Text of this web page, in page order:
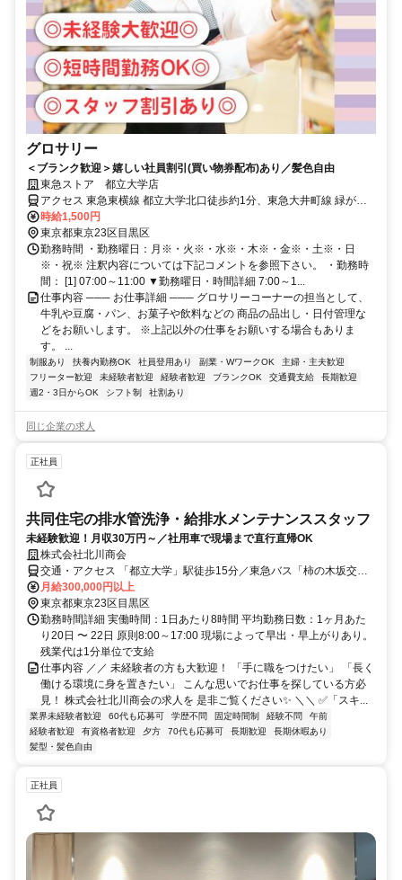
グロサリー
＜ブランク歓迎＞嬉しい社員割引(買い物券配布)あり／髪色自由
東急ストア 都立大学店
アクセス 東急東横線 都立大学北口徒歩約1分、東急大井町線 緑が丘
（東京都）北口徒歩約15分、東急東横線 学芸大学東口徒歩約22分
時給1,500円
東京都東京23区目黒区
勤務時間 ・勤務曜日：月※・火※・水※・木※・金※・土※・日
※・祝※ 注釈内容については下記コメントを参照下さい。 ・勤務時
間： [1] 07:00～11:00 ▼勤務曜日・時間詳細 7:00～1...
仕事内容 ─── お仕事詳細 ─── グロサリーコーナーの担当として、
牛乳や豆腐・パン、お菓子や飲料などの 商品の品出し・日付管理な
どをお願いします。 ※上記以外の仕事をお願いする場合もありま
す。 ...
制服あり 扶養内勤務OK 社員登用あり 副業・WワークOK
主婦・主夫歓迎
フリーター歓迎
未経験者歓迎 経験者歓迎 ブランクOK 交通費支給
長期歓迎
週2・3日からOK
シフト制 社割あり
同じ企業の求人
正社員
共同住宅の排水管洗浄・給排水メンテナンススタッフ
未経験歓迎！月収30万円～／社用車で現場まで直行直帰OK
株式会社北川商会
交通・アクセス 「都立大学」駅徒歩15分／東急バス「柿の木坂交
番」徒歩2分
月給300,000円以上
東京都東京23区目黒区
勤務時間詳細 実働時間：1日あたり8時間 平均勤務日数：1ヶ月あた
り20日 〜 22日 原則8:00～17:00 現場によって早出・早上がりあり。
残業代は1分単位で支給
仕事内容 ／／ 未経験者の方も大歓迎！ 「手に職をつけたい」 「長く
働ける環境に身を置きたい」 こんな思いでお仕事を探している方必
見！ 株式会社北川商会の求人を 是非ご覧ください✨ ＼＼ ✅「スキ...
業界未経験者歓迎 60代も応募可 学歴不問 固定時間制 経験不問
午前
経験者歓迎
有資格者歓迎 夕方 70代も応募可 長期歓迎
長期休暇あり
髪型・髪色自由
正社員